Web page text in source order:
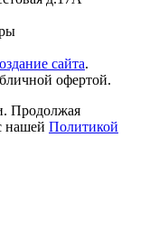
сайта.
офертой.
Продолжая
нашей Политикой